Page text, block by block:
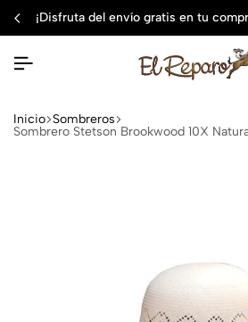
¡disfruta del envío gratis en tu compra, a
Inicio Sombreros
Sombrero Stetson Brookwood 10X